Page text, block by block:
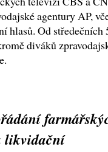
agentury AP,
hlasů. Od
diváků
likvidační